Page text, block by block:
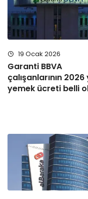
19 Ocak 2026
Garanti BBVA
çalışanlarının 2026
yemek ücreti belli